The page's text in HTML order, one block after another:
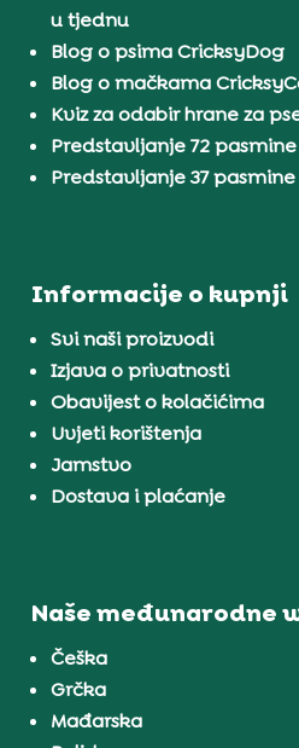
u tjednu
Blog o psima CricksyDog
Blog o mačkama
Kviz za odabir hrane za
Predstavljanje 72
Predstavljanje 37
Informacije o kupnji
Svi naši proizvodi
Izjava o privatnosti
Obavijest o kolačićima
Uvjeti korištenja
Jamstvo
Dostava i plaćanje
Naše međunarodne
Češka
Grčka
Mađarska